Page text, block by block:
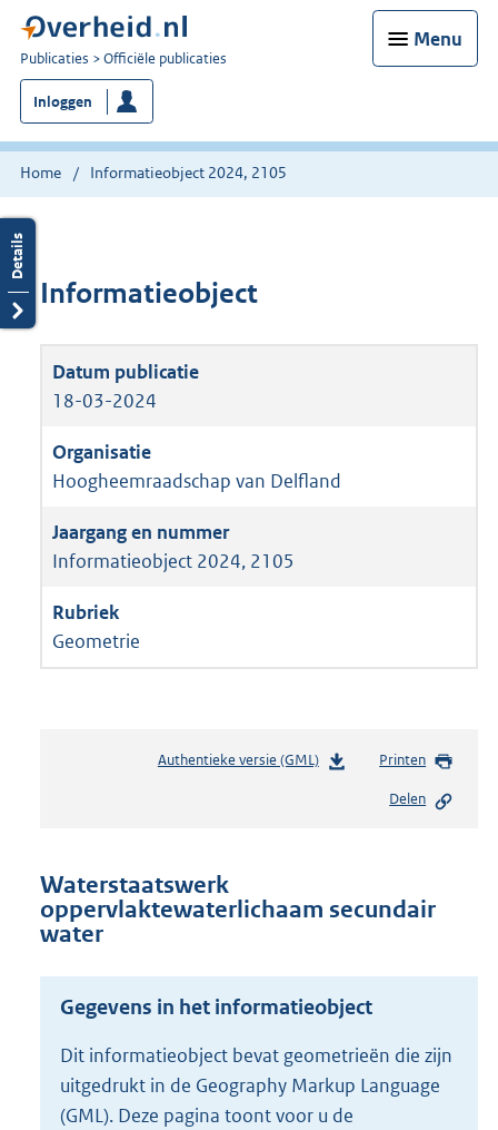
Menu
U
bent
nu
hier:
Publicaties Officiële publicaties
Inloggen
Home Informatieobject 2024, 2105
Informatieobject
18-03-2024
Hoogheemraadschap van Delfland
Informatieobject 2024, 2105
Geometrie
Authentieke versie (GML)b
s
o
t
e
:
Printen
Delen
Waterstaatswerk
oppervlaktewaterlichaam secundair
water
Gegevens in het informatieobject
Dit informatieobject bevat geometrieën die zijn
uitgedrukt in de Geography Markup Language
(GML). Deze pagina toont voor u de